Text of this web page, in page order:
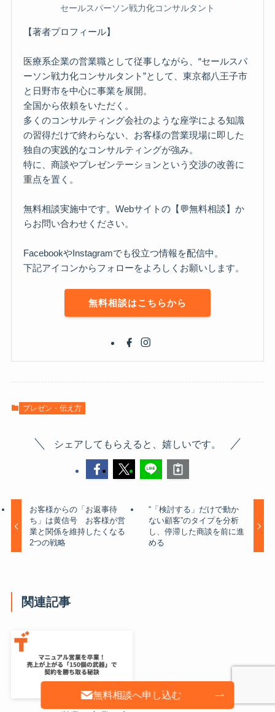
セールスパーソン戦力化コンサルタント
【著者プロフィール】
医療系企業の営業職として従事しながら、“セールスパ
ーソン戦力化コンサルタント”として、東京都八王子市
と日野市を中心に事業を展開。
全国から依頼をいただく。
多くのコンサルティング会社のような座学による知識
の習得だけで終わらない、お客様の営業現場に即した
独自の実践的なコンサルティングが強み。
特に、商談やプレゼンテーションという交渉の改善に
重点を置く。
無料相談実施中です。Webサイトの【💬無料相談】か
らお問い合わせください。
FacebookやInstagramでも役立つ情報を配信中。
下記アイコンからフォローをよろしくお願いします。
無料相談はこちらから
プレゼン・伝え方
シェアしてもらえると、嬉しいです。
お客様からの「お返事待
ち」は黄信号 お客様が営
業と関係を維持したくなる
2つの戦略
“「検討する」だけで動か
ない顧客”のタイプを分析
し、停滞した商談を前に進
める
関連記事
無料相談へ申し込む